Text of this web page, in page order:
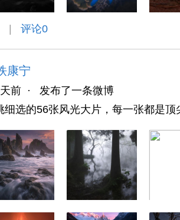
评论0
康宁
前 ·
发布了一条微博
细选的56张风光大片，每一张都是